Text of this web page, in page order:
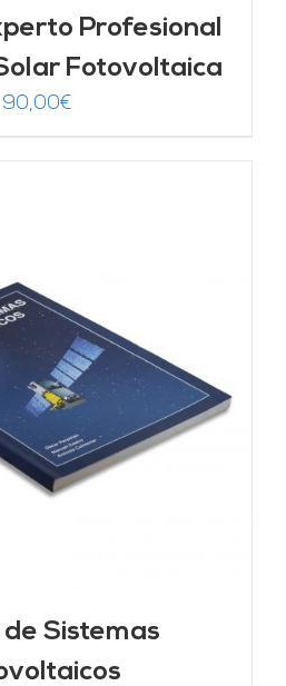
Profesional
Fotovoltaica
90,00€
de Sistemas